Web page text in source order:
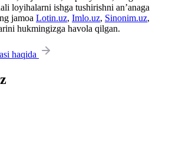
loyihalarni ishga tushirishni an’anaga
jamoa Lotin.uz, Imlo.uz, Sinonim.uz,
hukmingizga havola qilgan.
haqida